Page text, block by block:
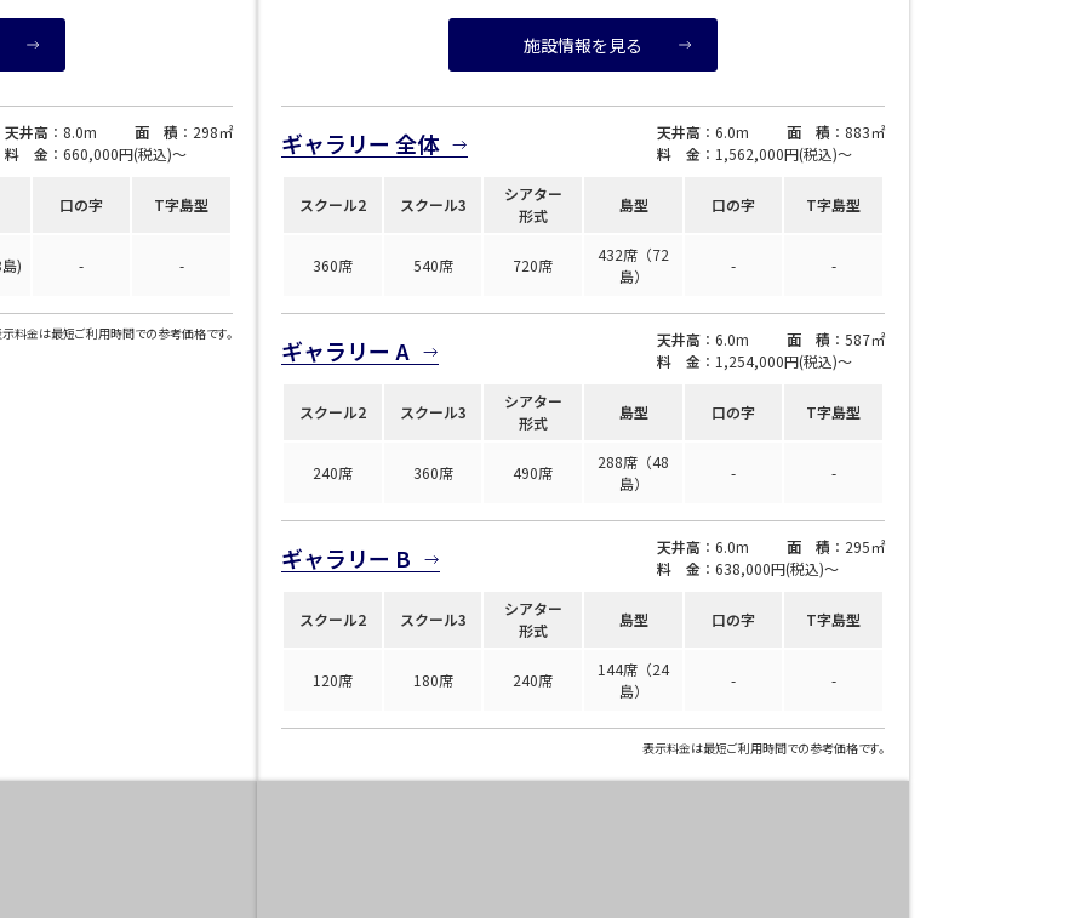
天井高 ：8.0m 面 積 ：298㎡
料 金 ：660,000円(税込)〜
口の字 T字島型
) - -
料金は最短ご利用時間での参考価格です。
施設情報を見る
ギャラリー 全体 天井高 ：6.0m 面 積 ：883㎡
料 金 ：1,562,000円(税込)〜
スクール2 スクール3
シアター
形式
島型 口の字 T字島型
360席 540席 720席
432席（72
島）
- -
ギャラリー A 天井高 ：6.0m 面 積 ：587㎡
料 金 ：1,254,000円(税込)〜
スクール2 スクール3
シアター
形式
島型 口の字 T字島型
240席 360席 490席
288席（48
島）
- -
ギャラリー B 天井高 ：6.0m 面 積 ：295㎡
料 金 ：638,000円(税込)〜
スクール2 スクール3
シアター
形式
島型 口の字 T字島型
120席 180席 240席
144席（24
島）
- -
表示料金は最短ご利用時間での参考価格です。
ちらの会議室の空室状況は
WEBからのお問合せ
お問合せフォーム
ベルサール虎ノ門
泉ガーデンギャラリー
ベルサール六本木グランドコンファレンスセンター
ベルサール六本木
ベルサール三田ガーデン
東京ガーデンシアター
ベルサール有明コンファレンスセンター